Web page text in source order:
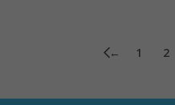
← 1 2